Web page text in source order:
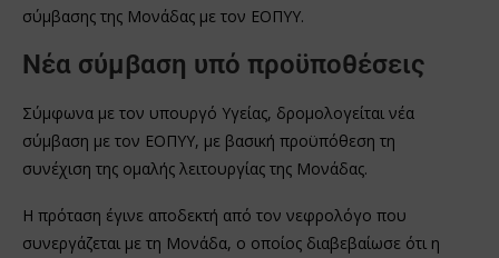
σύμβασης της Μονάδας με τον ΕΟΠΥΥ.
Νέα σύμβαση υπό προϋποθέσεις
Σύμφωνα με τον υπουργό Υγείας, δρομολογείται νέα
σύμβαση με τον ΕΟΠΥΥ, με βασική προϋπόθεση τη
συνέχιση της ομαλής λειτουργίας της Μονάδας.
Η πρόταση έγινε αποδεκτή από τον νεφρολόγο που
συνεργάζεται με τη Μονάδα, ο οποίος διαβεβαίωσε ότι η